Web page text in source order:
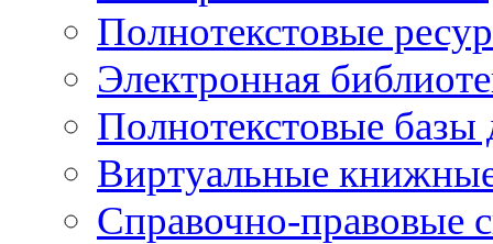
Полнотекстовые
Электронная
Полнотекстовые
Виртуальные
Справочно-правовые